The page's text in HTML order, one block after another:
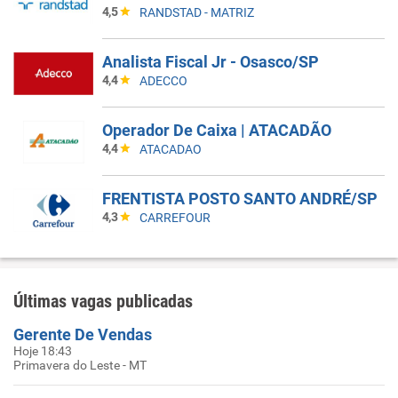
4,5 RANDSTAD - MATRIZ
Analista Fiscal Jr - Osasco/SP
4,4 ADECCO
Operador De Caixa | ATACADÃO
4,4 ATACADAO
FRENTISTA POSTO SANTO ANDRÉ/SP
4,3 CARREFOUR
Últimas vagas publicadas
Gerente De Vendas
Hoje 18:43
Primavera do Leste - MT